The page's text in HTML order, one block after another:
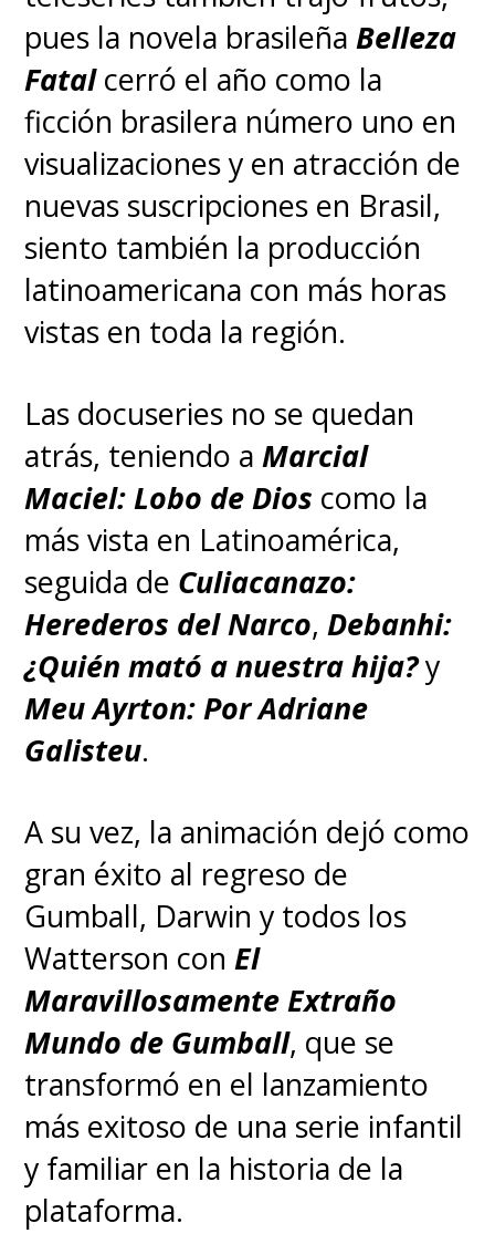
pues la novela brasileñaBelleza
Fatal cerró el año como la
ficción brasilera número uno en
visualizaciones y en atracción de
nuevas suscripciones en Brasil,
siento también la producción
latinoamericana con más horas
vistas en toda la región.
Las docuseries no se quedan
atrás, teniendo a Marcial
Maciel: Lobo de Dios como la
más vista en Latinoamérica,
seguida de Culiacanazo:
Herederos del Narco,Debanhi:
¿Quién mató a nuestra hija?y
Meu Ayrton: Por Adriane
Galisteu.
A su vez, la animación dejó como
gran éxito al regreso de
Gumball, Darwin y todos los
Watterson conEl
Maravillosamente Extraño
Mundo de Gumball, que se
transformó en el lanzamiento
más exitoso de una serie infantil
y familiar en la historia de la
plataforma.